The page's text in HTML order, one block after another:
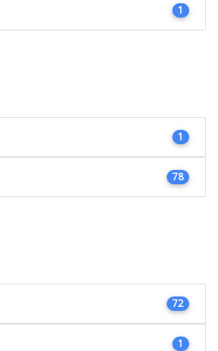
1
1
78
72
1